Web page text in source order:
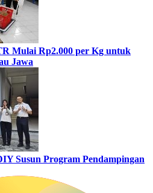
Mulai Rp2.000 per Kg untuk
Jawa
Susun Program Pendampingan